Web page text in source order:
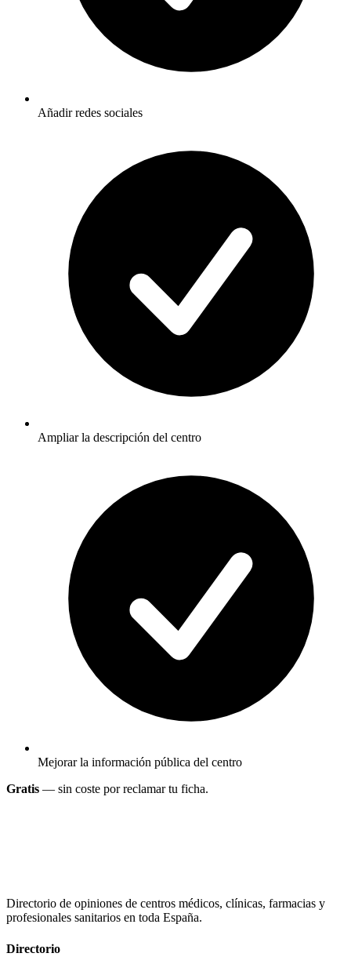
Añadir redes sociales
Ampliar la descripción del centro
Mejorar la información pública del centro
Gratis — sin coste por reclamar tu ficha.
Directorio de opiniones de centros médicos, clínicas, farmacias y
profesionales sanitarios en toda España.
Directorio